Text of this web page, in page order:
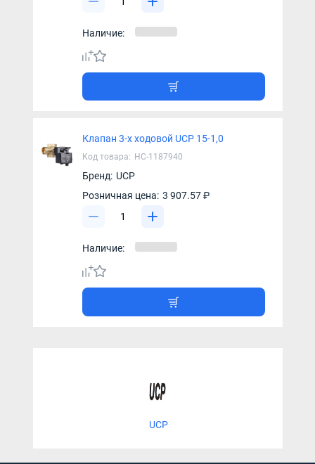
Наличие:
Клапан 3-х ходовой UCP 15-1,0
Код товара: НС-1187940
Бренд: UCP
Розничная цена: 3 907.57 ₽
Наличие:
UCP